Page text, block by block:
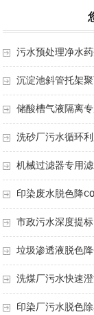
污水预处理净水
沉淀池斜管托架
储酸槽气液隔离
洗砂厂污水循环
水小编帮你解决
机械过滤器专用
印染废水脱色降
市政污水深度提标
超洁净水帮你
垃圾渗透液脱色
来定
洗煤厂污水快速
水帮你
印染厂污水脱色